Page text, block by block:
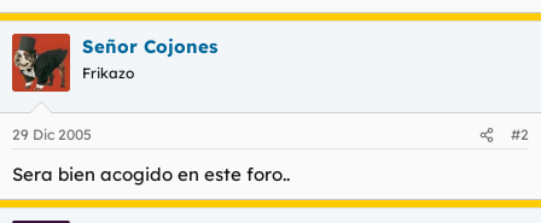
Señor Cojones
Frikazo
29 Dic 2005 #2
Sera bien acogido en este foro..